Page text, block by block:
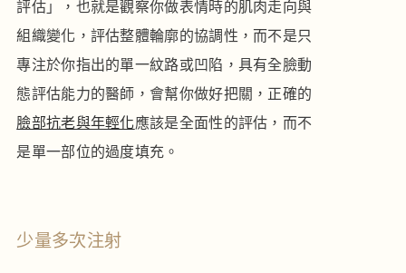
評估」，也就是觀察你做表情時的肌肉走向與
組織變化，評估整體輪廓的協調性，而不是只
專注於你指出的單一紋路或凹陷，具有全臉動
態評估能力的醫師，會幫你做好把關，正確的
臉部抗老與年輕化應該是全面性的評估，而不
是單一部位的過度填充。
少量多次注射